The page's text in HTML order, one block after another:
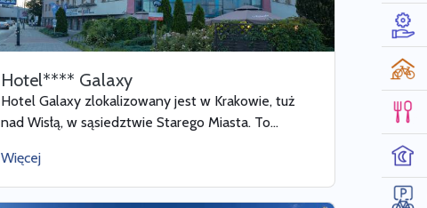
Hotel**** Galaxy
Hotel Galaxy zlokalizowany jest w Krakowie, tuż
nad Wisłą, w sąsiedztwie Starego Miasta. To...
Więcej